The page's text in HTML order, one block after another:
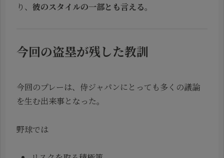
り、 彼のスタイルの一部とも言える。
今回の盗塁が残した教訓
今回のプレーは、侍ジャパンにとっても多くの議論
を生む出来事となった。
野球では